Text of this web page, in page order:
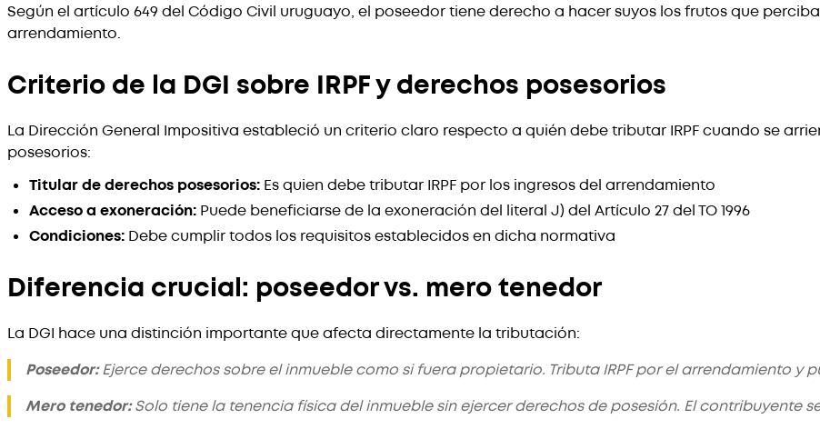
Según el artículo 649 del Código Civil uruguayo, el poseedor tiene derecho a hacer suyos los frutos que
arrendamiento.
Criterio de la DGI sobre IRPF y derechos posesorios
La Dirección General Impositiva estableció un criterio claro respecto a quién debe tributar IRPF cuando se
posesorios:
Titular de derechos posesorios: Es quien debe tributar IRPF por los ingresos del arrendamiento
Acceso a exoneración: Puede beneficiarse de la exoneración del literal J) del Artículo 27 del TO 1996
Condiciones: Debe cumplir todos los requisitos establecidos en dicha normativa
Diferencia crucial: poseedor vs. mero tenedor
La DGI hace una distinción importante que afecta directamente la tributación:
Poseedor:Ejerce derechos sobre el inmueble como si fuera propietario. Tributa IRPF por el arrendamiento y
Mero tenedor:Solo tiene la tenencia física del inmueble sin ejercer derechos de posesión. El contribuyente